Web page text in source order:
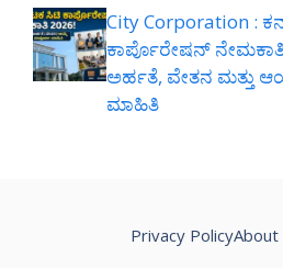
City Corporation :
ಕಾರ್ಪೊರೇಷನ್
ಅರ್ಹತೆ, ವೇತನ ಮತ್ತು
ಮಾಹಿತಿ
Privacy PolicyAbout